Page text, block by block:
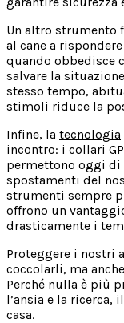
Un altro strumento
al cane a
quando obbedisce
salvare la
stesso tempo,
stimoli riduce la
Infine, la tecnologia
incontro: i collari
permettono oggi di
spostamenti del
strumenti sempre
offrono un
drasticamente i
Proteggere i nostri
coccolarli, ma
Perché nulla è più
l’ansia e la ricerca,
casa.